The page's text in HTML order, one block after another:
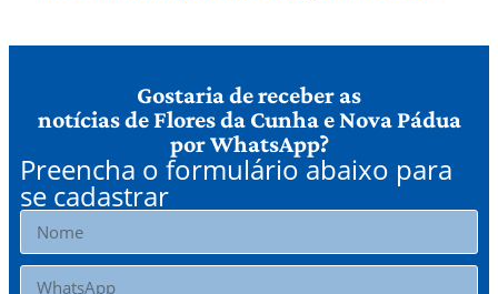
Gostaria de receber as
notícias de Flores da Cunha e Nova Pádua
por WhatsApp?
Preencha o formulário abaixo para
se cadastrar